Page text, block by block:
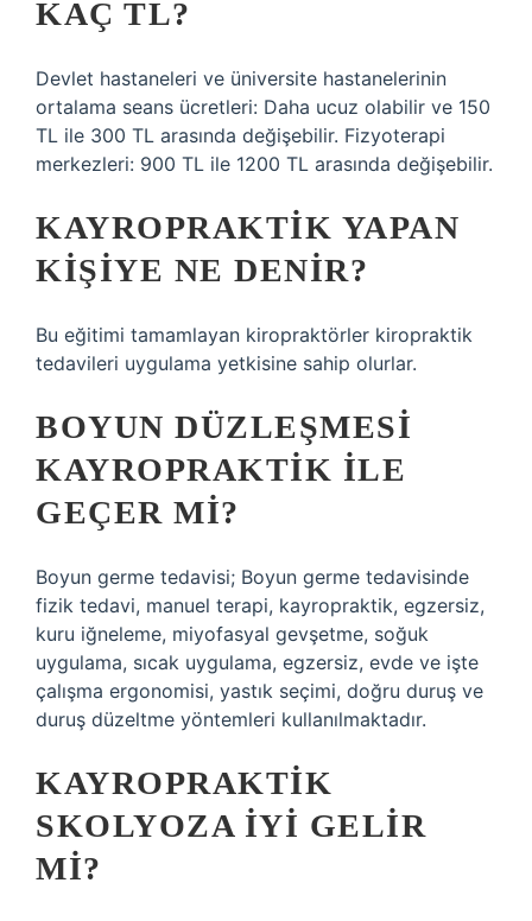
KAÇ TL?
Devlet hastaneleri ve üniversite hastanelerinin
ortalama seans ücretleri: Daha ucuz olabilir ve 150
TL ile 300 TL arasında değişebilir. Fizyoterapi
merkezleri: 900 TL ile 1200 TL arasında değişebilir.
KAYROPRAKTIK YAPAN
KIŞIYE NE DENIR?
Bu eğitimi tamamlayan kiropraktörler kiropraktik
tedavileri uygulama yetkisine sahip olurlar.
BOYUN DÜZLEŞMESI
KAYROPRAKTIK ILE
GEÇER MI?
Boyun germe tedavisi; Boyun germe tedavisinde
fizik tedavi, manuel terapi, kayropraktik, egzersiz,
kuru iğneleme, miyofasyal gevşetme, soğuk
uygulama, sıcak uygulama, egzersiz, evde ve işte
çalışma ergonomisi, yastık seçimi, doğru duruş ve
duruş düzeltme yöntemleri kullanılmaktadır.
KAYROPRAKTIK
SKOLYOZA IYI GELIR
MI?